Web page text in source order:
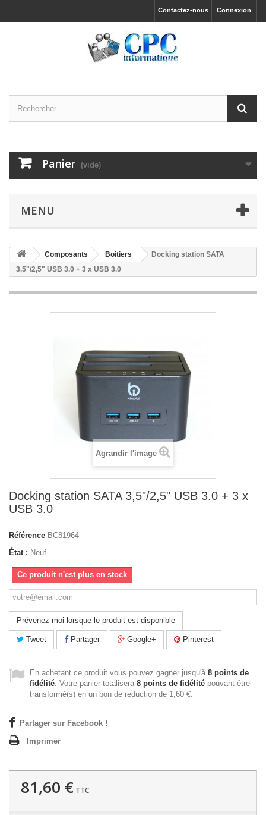
Connexion
Contactez-nous
Panier (vide)
MENU
Composants Boitiers
Docking station SATA
3,5"/2,5" USB 3.0 + 3 x USB 3.0
Agrandir l'image
Docking station SATA 3,5"/2,5" USB 3.0 + 3 x
USB 3.0
Référence BC81964
État : Neuf
Ce produit n'est plus en stock
Prévenez-moi lorsque le produit est disponible
Tweet Partager Google+ Pinterest
En achetant ce produit vous pouvez gagner jusqu'à 8 points de
fidélité. Votre panier totalisera 8 points de fidélité pouvant être
transformé(s) en un bon de réduction de 1,60 €.
Partager sur Facebook !
Imprimer
81,60 € TTC